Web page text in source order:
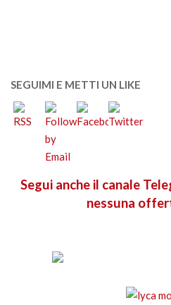
SEGUIMI E METTI UN LIKE
Segui anche il canale
nessuna